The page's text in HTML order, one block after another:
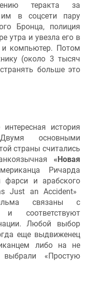
теракта за
им в соцсети пару
Бронца, полиция
утра и увезла его в
и компьютер. Потом
(около 3 тысяч
больше это
история
основными
страны считались
«Новая
Ричарда
фарси и арабского
Just an Accident»
связаны с
и соответствуют
Любой выбор
еще выдвиженец
либо на не
«Простую